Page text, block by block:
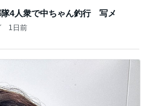
鬼郁隊4人衆で中ちゃん釣行 写メ
1日前